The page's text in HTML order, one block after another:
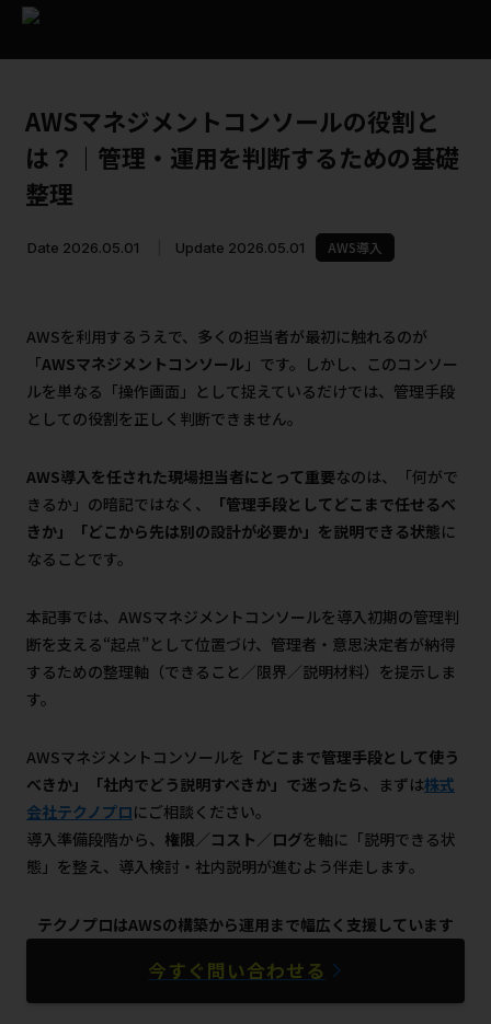
AWSマネジメントコンソールの役割と
は？｜管理・運用を判断するための基礎
整理
Date 2026.05.01 Update 2026.05.01 AWS導入
AWSを利用するうえで、多くの担当者が最初に触れるのが
「AWSマネジメントコンソール 」です。しかし、このコンソー
ルを単なる「操作画面」として捉えているだけでは、管理手段
としての役割を正しく判断できません。
AWS導入を任された現場担当者にとって重要なのは、「何がで
きるか」の暗記ではなく、
「管理手段としてどこまで任せるべ
きか」「どこから先は別の設計が必要か」を説明できる状態に
なることです。
本記事では、AWSマネジメントコンソールを導入初期の管理判
断を支える“起点”として位置づけ、管理者・意思決定者が納得
するための整理軸（できること／限界／説明材料）を提示しま
す。
AWSマネジメントコンソールを 「どこまで管理手段として使う
べきか」「社内でどう説明すべきか」で迷ったら、まずは株式
会社テクノプロにご相談ください。
導入準備段階から、 権限／コスト／ログを軸に「説明できる状
態」を整え、導入検討・社内説明が進むよう伴走します。
テクノプロはAWSの構築から運用まで幅広く支援しています
今すぐ問い合わせる